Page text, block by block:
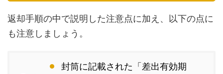
返却手順の中で説明した注意点に加え、以下の点に
も注意しましょう。
封筒に記載された「差出有効期